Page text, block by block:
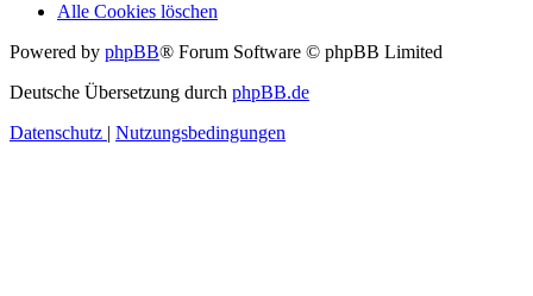
Alle Cookies löschen
Powered by phpBB® Forum Software © phpBB Limited
Deutsche Übersetzung durch phpBB.de
Datenschutz | Nutzungsbedingungen